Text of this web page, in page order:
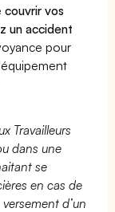
couvrir vos
un accident
pour
Travailleurs
dans une
se
en cas de
d’un